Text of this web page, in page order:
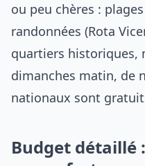
ou peu chères :
randonnées (Rota
quartiers historiques,
dimanches matin, de
nationaux sont
Budget détaillé